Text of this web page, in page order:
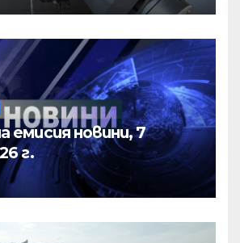
емисия новини, 7
г.